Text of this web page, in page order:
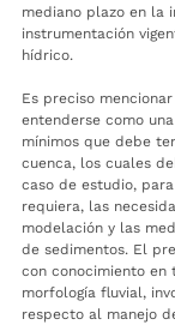
mediano plazo en la
instrumentación
hídrico.
Es preciso
entenderse como
mínimos que debe
cuenca, los cuales
caso de estudio,
requiera, las
modelación y las
de sedimentos. El
con conocimiento en
morfología fluvial,
respecto al manejo